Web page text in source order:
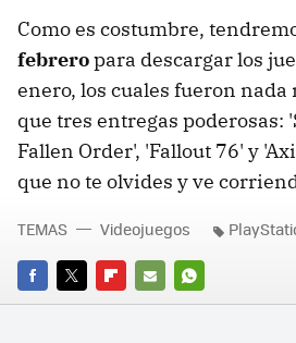
Como es costumbre,
febreropara descargar los
enero, los cuales fueron nada
que tres entregas poderosas:
Fallen Order', 'Fallout 76' y
que no te olvides y ve
FACEBOOK
TWITTERFLIPBOARD
E-
WHATSAPP
TEMAS Videojuegos